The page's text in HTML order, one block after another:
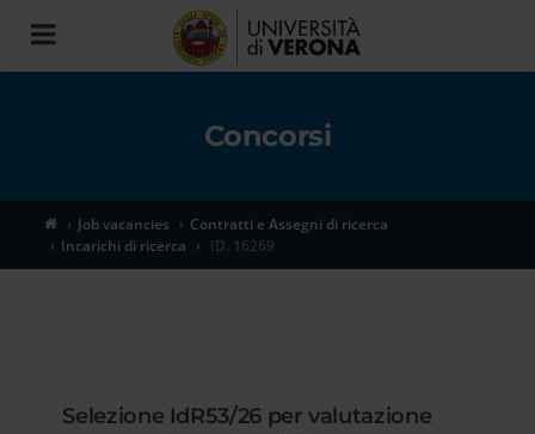
Toggle
navigation
Concorsi
Job vacancies
Contratti e Assegni di ricerca
Incarichi di ricerca
ID. 16269
Selezione IdR53/26 per valutazione